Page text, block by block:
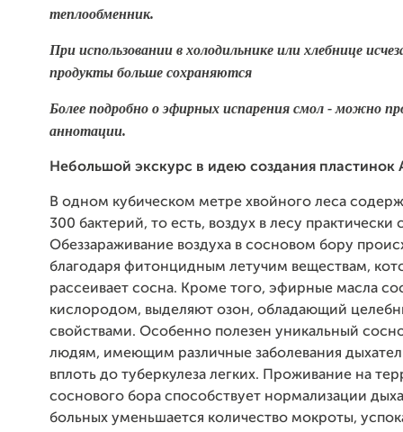
теплообменник.
При использовании в холодильнике или хлебнице
продукты больше сохраняются
Более подробно о эфирных испарения смол - можно
аннотации.
Небольшой экскурс в идею создания пластинок
В одном кубическом метре хвойного леса
300 бактерий, то есть, воздух в лесу практически
Обеззараживание воздуха в сосновом бору
благодаря фитонцидным летучим веществам,
рассеивает сосна. Кроме того, эфирные масла
кислородом, выделяют озон, обладающий
свойствами. Особенно полезен уникальный
людям, имеющим различные заболевания
вплоть до туберкулеза легких. Проживание на
соснового бора способствует нормализации
больных уменьшается количество мокроты,